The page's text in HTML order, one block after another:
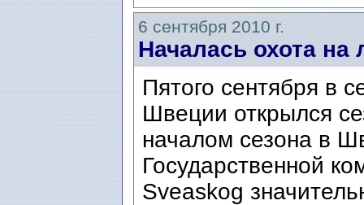
6 сентября 2010 г.
Началась охота на
Пятого сентября в
Швеции открылся
началом сезона в
Государственной
Sveaskog